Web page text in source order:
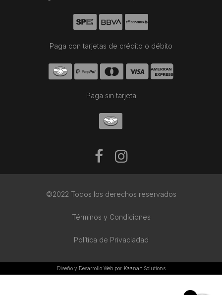
Paga con tarjetas de crédito o débito
Paga sin tarjeta
©2022 Todos los derechos reservados
Términos y Condiciones
Política de Privaciadad
Diseño y Desarrollo Web por Kaanah Solutions